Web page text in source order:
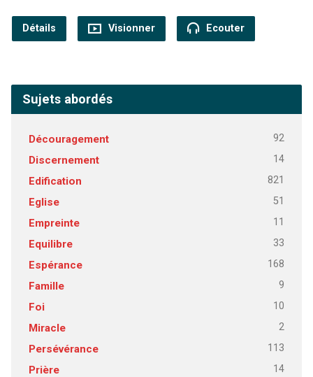
Détails Visionner Ecouter
Sujets abordés
Découragement 92
Discernement 14
Edification 821
Eglise 51
Empreinte 11
Equilibre 33
Espérance 168
Famille 9
Foi 10
Miracle 2
Persévérance 113
Prière 14